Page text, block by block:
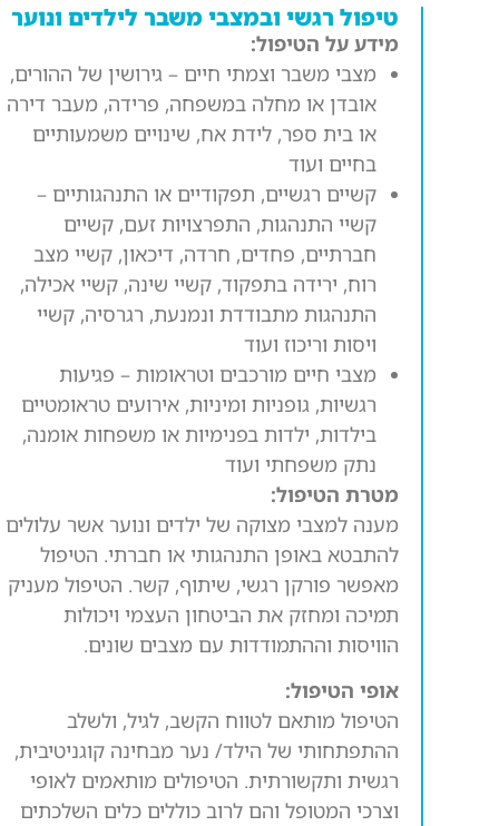
טיפול רגשי ובמצבי משבר לילדים ונוער
מידע על הטיפול:
מצבי משבר וצמתי חיים – גירושין של ההורים,
אובדן או מחלה במשפחה, פרידה, מעבר דירה
או בית ספר, לידת אח, שינויים משמעותיים
בחיים ועוד
קשיים רגשיים, תפקודיים או התנהגותיים –
קשיי התנהגות, התפרצויות זעם, קשיים
חברתיים, פחדים, חרדה, דיכאון, קשיי מצב
רוח, ירידה בתפקוד, קשיי שינה, קשיי אכילה,
התנהגות מתבודדת ונמנעת, רגרסיה, קשיי
ויסות וריכוז ועוד
מצבי חיים מורכבים וטראומות – פגיעות
רגשיות, גופניות ומיניות, אירועים טראומטיים
בילדות, ילדות בפנימיות או משפחות אומנה,
נתק משפחתי ועוד
מטרת הטיפול:
מענה למצבי מצוקה של ילדים ונוער אשר עלולים
להתבטא באופן התנהגותי או חברתי. הטיפול
מאפשר פורקן רגשי, שיתוף, קשר. הטיפול מעניק
תמיכה ומחזק את הביטחון העצמי ויכולות
הוויסות וההתמודדות עם מצבים שונים.
אופי הטיפול:
הטיפול מותאם לטווח הקשב, לגיל, ולשלב
ההתפתחותי של הילד/ נער מבחינה קוגניטיבית,
רגשית ותקשורתית. הטיפולים מותאמים לאופי
וצרכי המטופל והם לרוב כוללים כלים השלכתים